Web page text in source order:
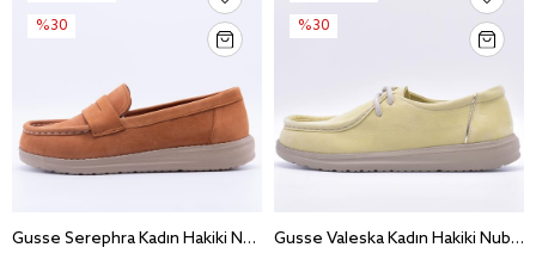
Gusse Serephra Kadın Hakiki Nubuk Deri Günlük Ayakkabı 161083-1
%30
Gusse Valeska Kadın Hakiki Nubuk Deri Günlük Ayakkabı 161084-1
%30